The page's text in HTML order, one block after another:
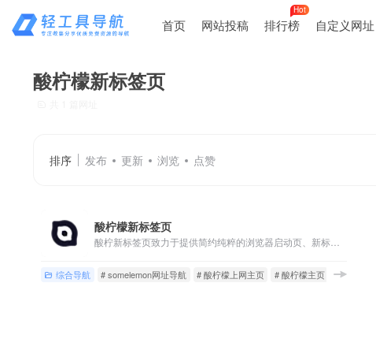
首页 网站投稿 排行榜
Hot
自定义网址
酸柠檬新标签页
排序 发布 更新 浏览 点赞
酸柠檬新标签页
综合导航 # somelemon网址导航 # 酸柠檬上网主页 # 酸柠檬主页